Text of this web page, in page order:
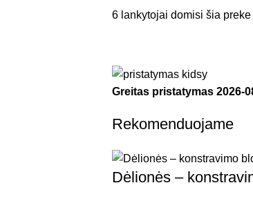
6 lankytojai domisi šia preke
Greitas pristatymas 2026-
Rekomenduojame
Dėlionės –